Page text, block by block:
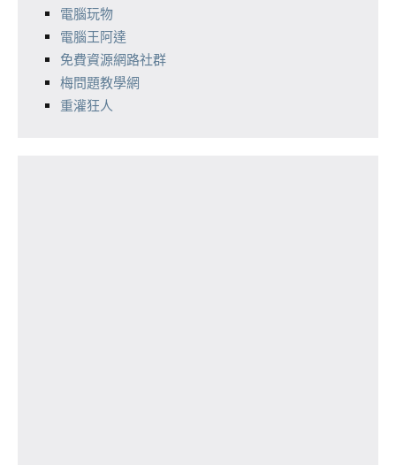
電腦玩物
電腦王阿達
免費資源網路社群
梅問題教學網
重灌狂人